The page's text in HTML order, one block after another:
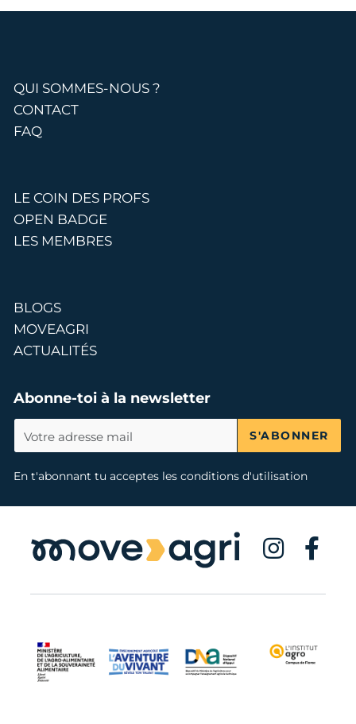
QUI SOMMES-NOUS ?
CONTACT
FAQ
LE COIN DES PROFS
OPEN BADGE
LES MEMBRES
BLOGS
MOVEAGRI
ACTUALITÉS
Abonne-toi à la newsletter
Reçois les actualités deMoveAgripar mail
S'ABONNER
En t'abonnant tu acceptes les conditions d'utilisation